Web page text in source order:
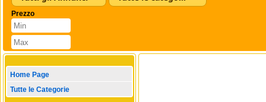
Prezzo
Home Page
Tutte le Categorie